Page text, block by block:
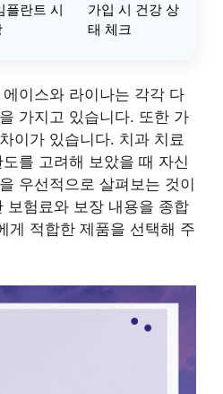
플란트 시
가입 시 건강 상
태 체크
이스와 라이나는 각각 다
가지고 있습니다. 또한 가
이가 있습니다. 치과 치료
를 고려해 보았을 때 자신
우선적으로 살펴보는 것이
보험료와 보장 내용을 종합
게 적합한 제품을 선택해 주